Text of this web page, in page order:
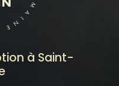
à Saint-